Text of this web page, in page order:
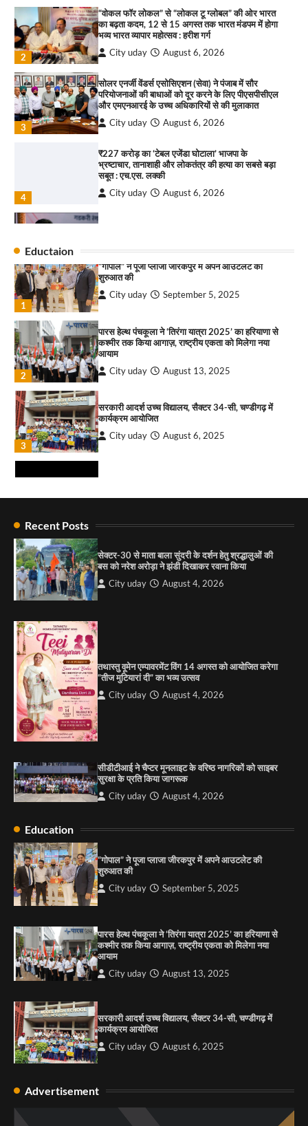
2
“वोकल फॉर लोकल” से “लोकल टू ग्लोबल” की ओर भारत
का बढ़ता कदम, 12 से 15 अगस्त तक भारत मंडपम में होगा
भव्य भारत व्यापार महोत्सव : हरीश गर्ग
City uday August 6, 2026
3
सोलर एनर्जी वेंडर्स एसोसिएशन (सेवा) ने पंजाब में सौर
परियोजनाओं की बाधाओं को दूर करने के लिए पीएसपीसीएल
और एमएनआरई के उच्च अधिकारियों से की मुलाकात
City uday August 6, 2026
4
₹227 करोड़ का ‘टेबल एजेंडा घोटाला’ भाजपा के
भ्रष्टाचार, तानाशाही और लोकतंत्र की हत्या का सबसे बड़ा
सबूत : एच.एस. लक्की
City uday August 6, 2026
1
“वोकल फॉर लोकल” से “लोकल टू ग्लोबल” की ओर भारत
का बढ़ता कदम, 12 से 15 अगस्त तक भारत मंडपम में होगा
City uday August 6, 2026
3
सोलर एनर्जी वेंडर्स एसोसिएशन (सेवा) ने पंजाब में सौर
परियोजनाओं की बाधाओं को दूर करने के लिए पीएसपीसीएल
City uday August 6, 2026
4
₹227 करोड़ का ‘टेबल एजेंडा घोटाला’ भाजपा के
भ्रष्टाचार, तानाशाही और लोकतंत्र की हत्या का सबसे बड़ा
Eductaion
2
आयाम
City uday August 13, 2025
3
सरकारी आदर्श उच्च विद्यालय, सैक्टर 34-सी, चण्डीगढ़ में
कार्यक्रम आयोजित
City uday August 6, 2025
राहुल गाँधी ने खाई है वैश्विक मंच पर भारत को कमजोर करने
की कसम: देवशाली
City uday August 6, 2025
1
“गोपाल” ने पूजा प्लाजा जीरकपुर में अपने आउटलेट की
शुरुआत की
City uday September 5, 2025
2
पारस हेल्थ पंचकूला ने ‘तिरंगा यात्रा 2025’ का हरियाणा से
कश्मीर तक किया आगाज़, राष्ट्रीय एकता को मिलेगा नया
आयाम
City uday August 13, 2025
3
सरकारी आदर्श उच्च विद्यालय, सैक्टर 34-सी, चण्डीगढ़ में
कार्यक्रम आयोजित
City uday August 6, 2025
4
1
2
पारस हेल्थ पंचकूला ने ‘तिरंगा यात्रा 2025’ का हरियाणा से
कश्मीर तक किया आगाज़, राष्ट्रीय एकता को मिलेगा नया
आयाम
3
City uday August 6, 2025
की कसम: देवशाली
City uday
Recent Posts
सेक्टर-30 से माता बाला सुंदरी के दर्शन हेतु श्रद्धालुओं की
बस को नरेश अरोड़ा ने झंडी दिखाकर रवाना किया
City uday August 4, 2026
तथास्तु वूमेन एम्पावरमेंट विंग 14 अगस्त को आयोजित करेगा
“तीज मुटियारां दी” का भव्य उत्सव
City uday August 4, 2026
सीडीटीआई ने चैप्टर मूनलाइट के वरिष्ठ नागरिकों को साइबर
सुरक्षा के प्रति किया जागरूक
City uday August 4, 2026
Education
“गोपाल” ने पूजा प्लाजा जीरकपुर में अपने आउटलेट की
शुरुआत की
City uday September 5, 2025
पारस हेल्थ पंचकूला ने ‘तिरंगा यात्रा 2025’ का हरियाणा से
कश्मीर तक किया आगाज़, राष्ट्रीय एकता को मिलेगा नया
आयाम
City uday August 13, 2025
सरकारी आदर्श उच्च विद्यालय, सैक्टर 34-सी, चण्डीगढ़ में
कार्यक्रम आयोजित
City uday August 6, 2025
Advertisement